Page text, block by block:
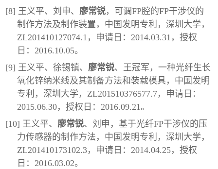
[8] 王义平、刘申、廖常锐，可调FP腔的FP干涉仪的
制作方法及制作装置，中国发明专利，深圳大学，
ZL201410127074.1，申请日：2014.03.31，授权
日：2016.10.05。
[9] 王义平、徐锡镇、廖常锐、王冠军，一种光纤生长
氧化锌纳米线及其制备方法和装载模具，中国发明
专利，深圳大学，ZL201510376577.7，申请日：
2015.06.30，授权日：2016.09.21。
[10] 王义平、廖常锐、刘申，基于光纤FP干涉仪的压
力传感器的制作方法，中国发明专利，深圳大学，
ZL201410173102.3，申请日：2014.04.25，授权
日：2016.03.02。